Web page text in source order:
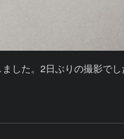
た。2日ぶりの撮影でし